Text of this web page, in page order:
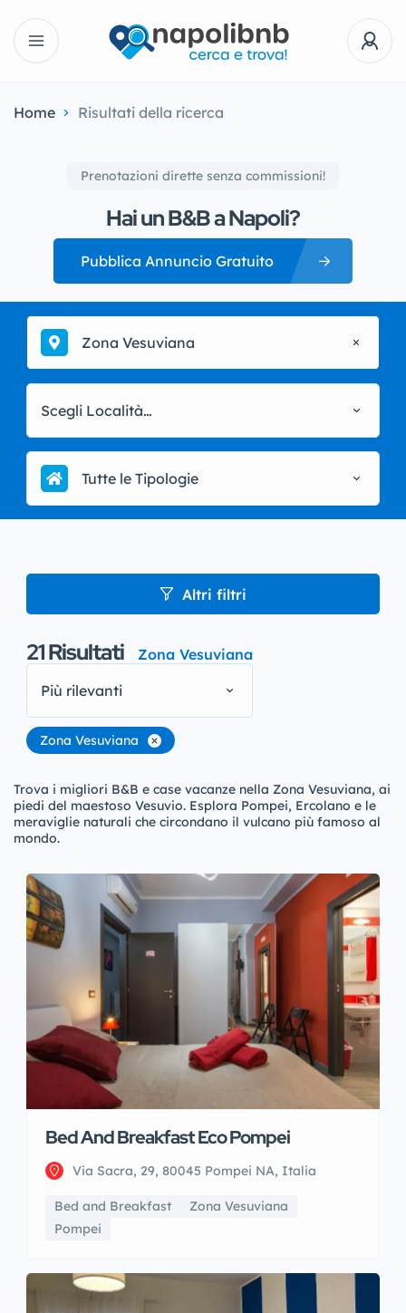
Home Risultati della ricerca
Prenotazioni dirette senza commissioni!
Hai un B&B a Napoli?
Pubblica Annuncio Gratuito
Zona Vesuviana
Scegli Località…
Tutte le Tipologie
Altri filtri
21Risultati
Zona Vesuviana
Più rilevanti
Zona Vesuviana
Trova i migliori B&B e case vacanze nella Zona Vesuviana, ai
piedi del maestoso Vesuvio. Esplora Pompei, Ercolano e le
meraviglie naturali che circondano il vulcano più famoso al
mondo.
Bed And Breakfast Eco Pompei
Via Sacra, 29, 80045 Pompei NA, Italia
Bed and Breakfast
Zona Vesuviana
Pompei